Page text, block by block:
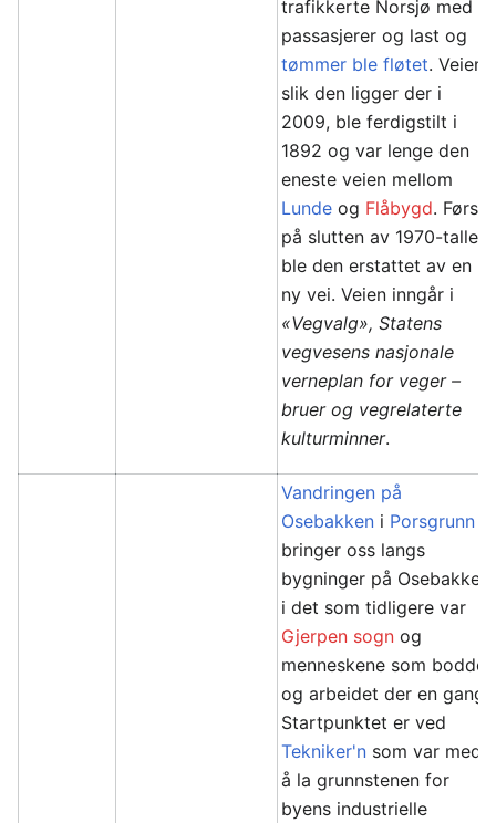
trafikkerte Norsjø med
passasjerer og last og
tømmer ble fløtet. Veien,
slik den ligger der i
2009, ble ferdigstilt i
1892 og var lenge den
eneste veien mellom
Lunde og Flåbygd. Først
på slutten av 1970-tallet
ble den erstattet av en
ny vei. Veien inngår i
«Vegvalg», Statens
vegvesens nasjonale
verneplan for veger –
bruer og vegrelaterte
kulturminner.
Vandringen på
Osebakken i Porsgrunn
bringer oss langs
bygninger på Osebakken
i det som tidligere var
Gjerpen sogn og
menneskene som bodde
og arbeidet der en gang.
Startpunktet er ved
Tekniker'n som var med
å la grunnstenen for
byens industrielle